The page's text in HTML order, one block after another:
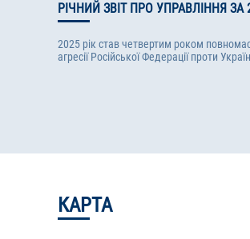
РІЧНИЙ ЗВІТ ПРО УПРАВЛІННЯ ЗА
2025 рік став четвертим роком
агресії Російської Федерації проти
КАРТА